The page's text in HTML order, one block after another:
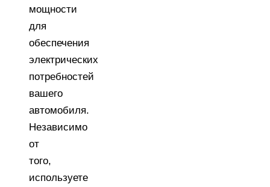
мощности
для
обеспечения
электрических
потребностей
вашего
автомобиля.
Независимо
от
того,
используете